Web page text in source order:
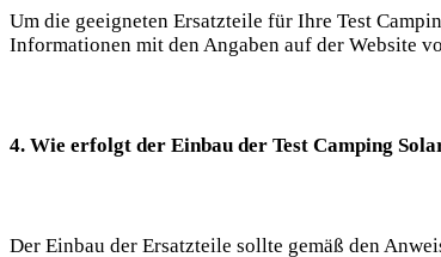
Um die geeigneten Ersatzteile für Ihre Test
Informationen mit den Angaben auf der Website
4. Wie erfolgt der Einbau der Test Camping
Der Einbau der Ersatzteile sollte gemäß den